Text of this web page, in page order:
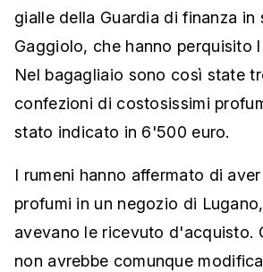
gialle della Guardia di finanza in
Gaggiolo, che hanno perquisito
Nel bagagliaio sono così state
confezioni di costosissimi
stato indicato in 6'500 euro.
I rumeni hanno affermato di
profumi in un negozio di
avevano le ricevuto d'acquisto.
non avrebbe comunque